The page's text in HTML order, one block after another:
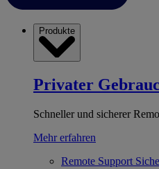
Produkte
Privater
Schneller und sicherer
Mehr erfahren
Remote Support